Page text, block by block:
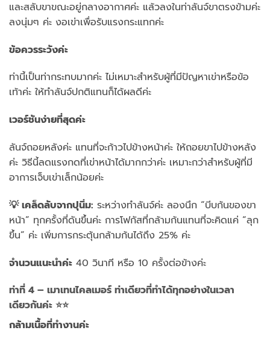
และสลับขาขณะอยู่กลางอากาศค่ะ แล้วลงในท่าลันจ์ขาตรงข้ามค่ะ
ลงนุ่มๆ ค่ะ งอเข่าเพื่อรับแรงกระแทกค่ะ
ข้อควรระวังค่ะ
ท่านี้เป็นท่ากระทบมากค่ะ ไม่เหมาะสำหรับผู้ที่มีปัญหาเข่าหรือข้อ
เท้าค่ะ ให้ทำลันจ์ปกติแทนก็ได้ผลดีค่ะ
เวอร์ชันง่ายที่สุดค่ะ
ลันจ์ถอยหลังค่ะ แทนที่จะก้าวไปข้างหน้าค่ะ ให้ถอยขาไปข้างหลัง
ค่ะ วิธีนี้ลดแรงกดที่เข่าหน้าได้มากกว่าค่ะ เหมาะกว่าสำหรับผู้ที่มี
อาการเจ็บเข่าเล็กน้อยค่ะ
💡 เคล็ดลับจากปุนิ่ม: ระหว่างทำลันจ์ค่ะ ลองนึก “บีบก้นของขา
หน้า” ทุกครั้งที่ดันขึ้นค่ะ การโฟกัสที่กล้ามก้นแทนที่จะคิดแค่ “ลุก
ขึ้น” ค่ะ เพิ่มการกระตุ้นกล้ามก้นได้ถึง 25% ค่ะ
จำนวนแนะนำค่ะ 40 วินาที หรือ 10 ครั้งต่อข้างค่ะ
ท่าที่ 4 – เมาเทนไคลเมอร์ ท่าเดียวที่ทำได้ทุกอย่างในเวลา
เดียวกันค่ะ ⭐⭐
กล้ามเนื้อที่ทำงานค่ะ